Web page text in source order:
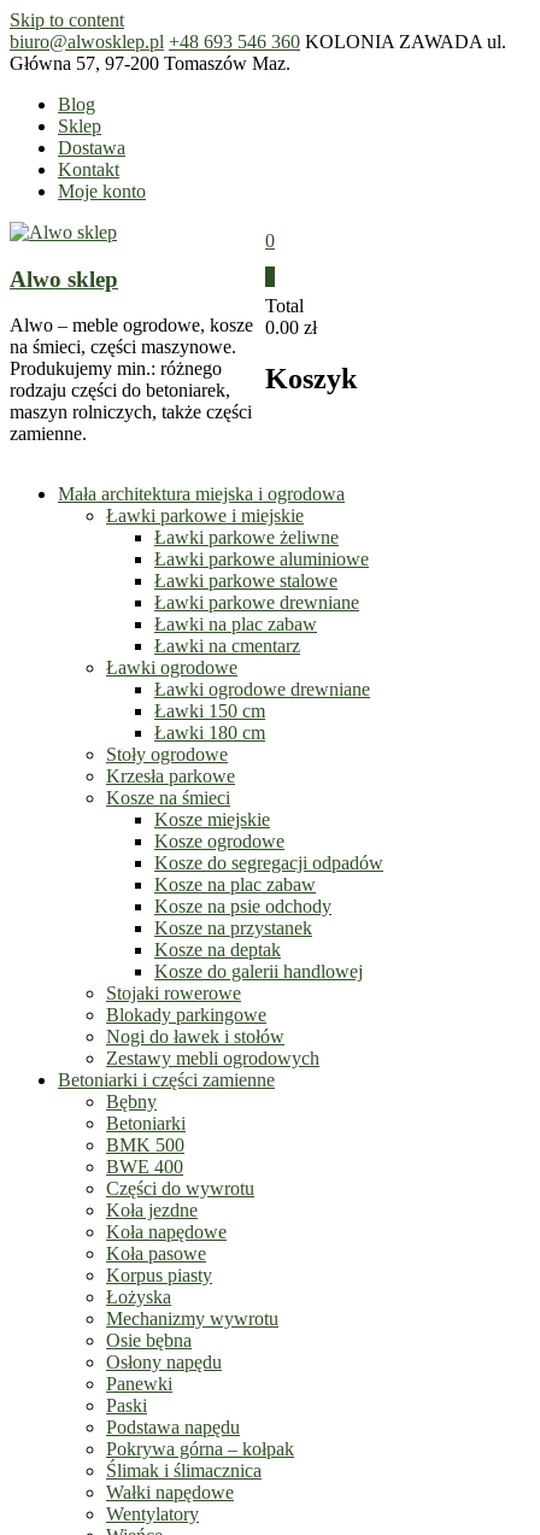
Skip to content
biuro@alwosklep.pl +48 693 546 360 KOLONIA ZAWADA ul.
Główna 57, 97-200 Tomaszów Maz.
Blog
Sklep
Dostawa
Kontakt
Moje konto
Alwo sklep
Alwo – meble ogrodowe, kosze
na śmieci, części maszynowe.
Produkujemy min.: różnego
rodzaju części do betoniarek,
maszyn rolniczych, także części
zamienne.
0
Total
0.00 zł
Koszyk
Mała architektura miejska i ogrodowa
Ławki parkowe i miejskie
Ławki parkowe żeliwne
Ławki parkowe aluminiowe
Ławki parkowe stalowe
Ławki parkowe drewniane
Ławki na plac zabaw
Ławki na cmentarz
Ławki ogrodowe
Ławki ogrodowe drewniane
Ławki 150 cm
Ławki 180 cm
Stoły ogrodowe
Krzesła parkowe
Kosze na śmieci
Kosze miejskie
Kosze ogrodowe
Kosze do segregacji odpadów
Kosze na plac zabaw
Kosze na psie odchody
Kosze na przystanek
Kosze na deptak
Kosze do galerii handlowej
Stojaki rowerowe
Blokady parkingowe
Nogi do ławek i stołów
Zestawy mebli ogrodowych
Betoniarki i części zamienne
Bębny
Betoniarki
BMK 500
BWE 400
Części do wywrotu
Koła jezdne
Koła napędowe
Koła pasowe
Korpus piasty
Łożyska
Mechanizmy wywrotu
Osie bębna
Osłony napędu
Panewki
Paski
Podstawa napędu
Pokrywa górna – kołpak
Ślimak i ślimacznica
Wałki napędowe
Wentylatory